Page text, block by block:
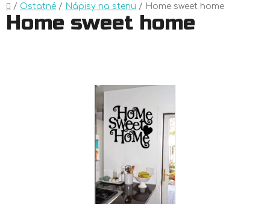
Domov
/ Ostatné / Nápisy na stenu / Home sweet home
Home sweet home